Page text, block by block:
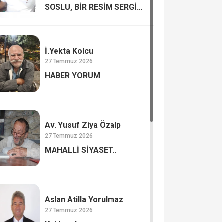
SOSLU, BİR RESİM SERGİSİ
İ.Yekta Kolcu
27 Temmuz 2026
HABER YORUM
Av. Yusuf Ziya Özalp
27 Temmuz 2026
MAHALLİ SİYASET..
Aslan Atilla Yorulmaz
27 Temmuz 2026